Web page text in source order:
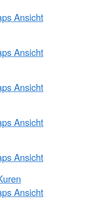
Ansicht
Ansicht
Ansicht
Ansicht
Ansicht
Ansicht